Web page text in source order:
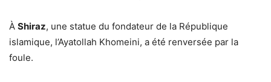
À Shiraz, une statue du fondateur de la République
islamique, l’Ayatollah Khomeini, a été renversée par la
foule.